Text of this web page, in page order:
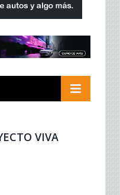
VIVA